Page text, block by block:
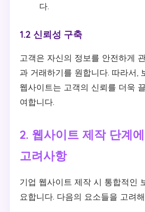
다.
1.2 신뢰성 구축
고객은 자신의 정보를 안전하게
과 거래하기를 원합니다. 따라서,
웹사이트는 고객의 신뢰를 더욱
여합니다.
2. 웹사이트 제작 단계
고려사항
기업 웹사이트 제작 시 통합적인
요합니다. 다음의 요소들을 고려